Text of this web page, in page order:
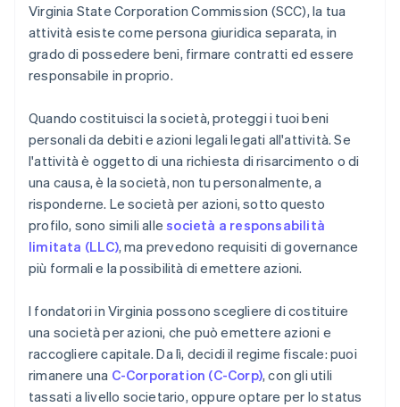
Virginia State Corporation Commission (SCC), la tua
attività esiste come persona giuridica separata, in
grado di possedere beni, firmare contratti ed essere
responsabile in proprio.
Quando costituisci la società, proteggi i tuoi beni
personali da debiti e azioni legali legati all'attività. Se
l'attività è oggetto di una richiesta di risarcimento o di
una causa, è la società, non tu personalmente, a
risponderne. Le società per azioni, sotto questo
profilo, sono simili allesocietà a responsabilità
limitata (LLC), ma prevedono requisiti di governance
più formali e la possibilità di emettere azioni.
I fondatori in Virginia possono scegliere di costituire
una società per azioni, che può emettere azioni e
raccogliere capitale. Da lì, decidi il regime fiscale: puoi
rimanere una C-Corporation (C-Corp), con gli utili
tassati a livello societario, oppure optare per lo status